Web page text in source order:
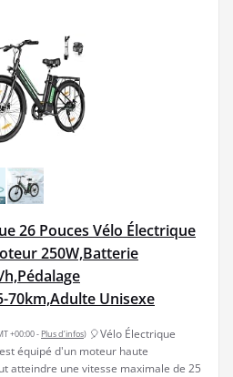
26 Pouces Vélo Électrique
250W,Batterie
70km,Adulte Unisexe
+00:00 - Plus d’infos) 🎈Vélo Électrique
équipé d'un moteur haute
atteindre une vitesse maximale de 25